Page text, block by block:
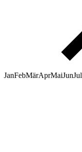
JanFebMärAprMaiJunJul